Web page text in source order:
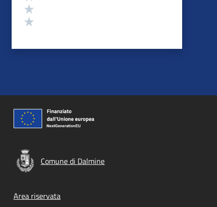
Comune di Dalmine
Footer menu
Area riservata